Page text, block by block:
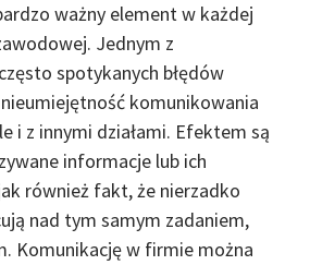
ważny element w każdej
Jednym z
spotykanych błędów
komunikowania
i z innymi działami. Efektem są
informacje lub ich
również fakt, że nierzadko
nad tym samym zadaniem,
Komunikację w firmie można